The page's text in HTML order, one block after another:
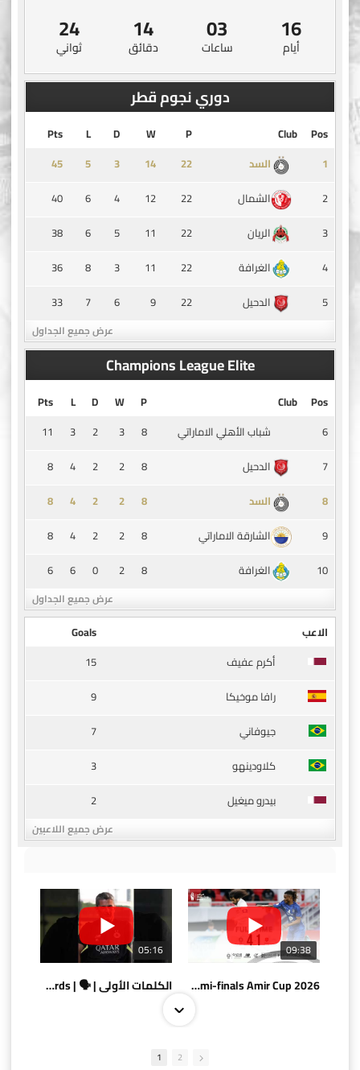
16
أيام
03
ساعات
14
دقائق
23
ثواني
دوري نجوم قطر
Pos
Club
P
W
D
L
Pts
1
السد ‏22
14
3
5
45
2
الشمال 22
12
4
6
40
3
الريان 22
11
5
6
38
4
الغرافة 22
11
3
8
36
5
الدحيل 22
9
6
7
33
عرض جميع الجداول
Champions League Elite
Pos
Club
P
W
D
L
Pts
6
شباب الأهلي الاماراتي 8
3
2
3
11
7
الدحيل 8
2
2
4
8
8
السد 8
2
2
4
8
9
الشارقة الاماراتي 8
2
2
4
8
10
الغرافة 8
2
0
6
6
عرض جميع الجداول
الاعب
Goals
أكرم عفيف
15
رافا موخيكا
9
جيوفاني
7
كلاودينهو
3
بيدرو ميغيل
2
عرض جميع اللاعبين
05:16
الكلمات الأولى | 🗣 | First words
09:38
AlSadd 4/1 AlDuhail - Semi-finals Amir Cup 2026 #السد/ الدحيل
1 2